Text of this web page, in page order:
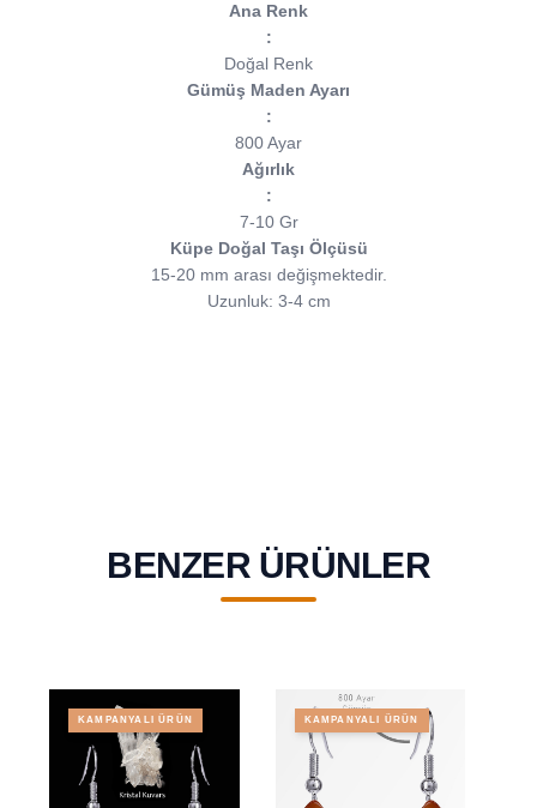
Ana Renk
:
Doğal Renk
Gümüş Maden Ayarı
:
800 Ayar
Ağırlık
:
7-10 Gr
Küpe Doğal Taşı Ölçüsü
15-20 mm arası değişmektedir.
Uzunluk: 3-4 cm
BENZER ÜRÜNLER
KAMPANYALI ÜRÜN KAMPANYALI ÜRÜN